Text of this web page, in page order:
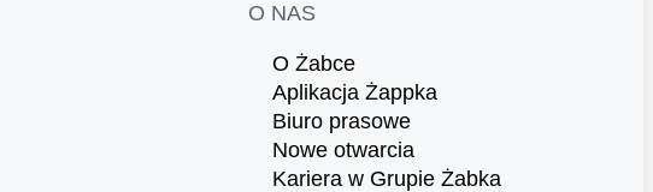
O NAS
O Żabce
Aplikacja Żappka
Biuro prasowe
Nowe otwarcia
Kariera w Grupie Żabka